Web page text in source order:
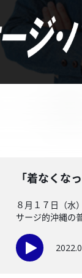
「着なくな
８月１７日（
サージ的沖縄の